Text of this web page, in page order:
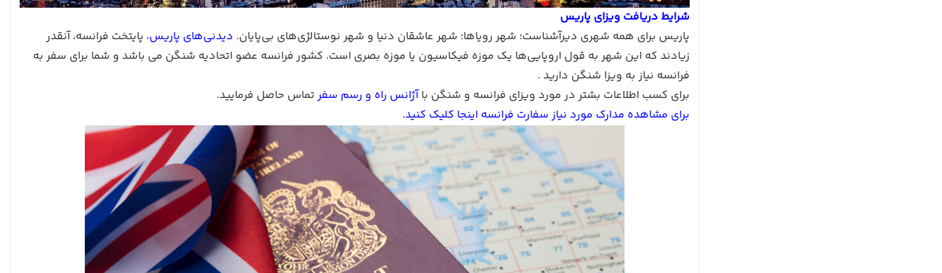
شرایط دریافت ویزای پاریس
پاریس برای همه شهری دیرآشناست؛ شهر رویاها؛ شهر عاشقان دنیا و شهر نوستالژی‌های بی‌پایان. دیدنی‌های پاریس، پایتخت فرانسه، آنقدر
زیادند که این شهر به قول اروپایی‌ها یک موزه‌ فیکاسیون یا موزه بصری است. کشور فرانسه عضو اتحادیه شنگن می باشد و شما برای سفر به
فرانسه نیاز به ویزا شنگن دارید .
برای کسب اطلاعات بشتر در مورد ویزای فرانسه و شنگن باآژانس راه و رسم سفر تماس حاصل فرمایید.
برای مشاهده مدارک مورد نیاز سفارت فرانسه اینجا کلیک کنید.